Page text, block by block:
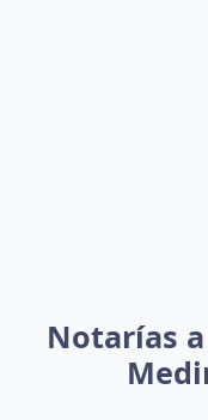
Notarías